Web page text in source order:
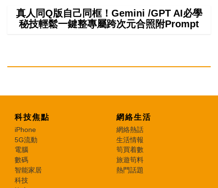
真人同Q版自己同框！Gemini /GPT AI必學
秘技輕鬆一鍵整專屬跨次元合照附Prompt
科技焦點
iPhone
5G流動
電腦
數碼
智能家居
科技
網絡生活
網絡熱話
生活情報
筍買着數
旅遊筍料
熱門話題